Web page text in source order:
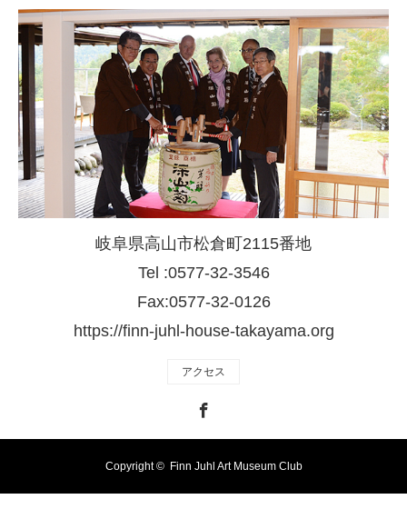
岐阜県高山市松倉町2115番地
Tel :0577-32-3546
Fax:0577-32-0126
https://finn-juhl-house-takayama.org
アクセス
Copyright © Finn Juhl Art Museum Club